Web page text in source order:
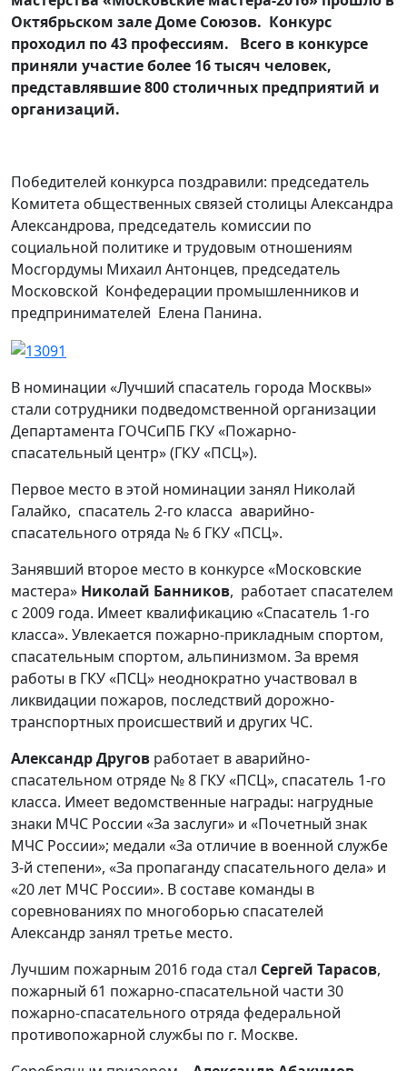
Октябрьском зале Доме Союзов. Конкурс
проходил по 43 профессиям. Всего в конкурсе
приняли участие более 16 тысяч человек,
представлявшие 800 столичных предприятий и
организаций.
Победителей конкурса поздравили: председатель
Комитета общественных связей столицы Александра
Александрова, председатель комиссии по
социальной политике и трудовым отношениям
Мосгордумы Михаил Антонцев, председатель
Московской Конфедерации промышленников и
предпринимателей Елена Панина.
В номинации «Лучший спасатель города Москвы»
стали сотрудники подведомственной организации
Департамента ГОЧСиПБ ГКУ «Пожарно-
спасательный центр» (ГКУ «ПСЦ»).
Первое место в этой номинации занял Николай
Галайко, спасатель 2-го класса аварийно-
спасательного отряда № 6 ГКУ «ПСЦ».
Занявший второе место в конкурсе «Московские
мастера» Николай Банников, работает спасателем
с 2009 года. Имеет квалификацию «Спасатель 1-го
класса». Увлекается пожарно-прикладным спортом,
спасательным спортом, альпинизмом. За время
работы в ГКУ «ПСЦ» неоднократно участвовал в
ликвидации пожаров, последствий дорожно-
транспортных происшествий и других ЧС.
Александр Другов работает в аварийно-
спасательном отряде № 8 ГКУ «ПСЦ», спасатель 1-го
класса. Имеет ведомственные награды: нагрудные
знаки МЧС России «За заслуги» и «Почетный знак
МЧС России»; медали «За отличие в военной службе
3-й степени», «За пропаганду спасательного дела» и
«20 лет МЧС России». В составе команды в
соревнованиях по многоборью спасателей
Александр занял третье место.
Лучшим пожарным 2016 года стал Сергей Тарасов,
пожарный 61 пожарно-спасательной части 30
пожарно-спасательного отряда федеральной
противопожарной службы по г. Москве.